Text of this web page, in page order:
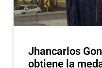
Jhancarlos
obtiene la